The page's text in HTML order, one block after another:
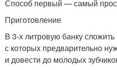
Способ первый — самый
Приготовление
В 3-х литровую банку
с которых предварительно
и довести до молодых